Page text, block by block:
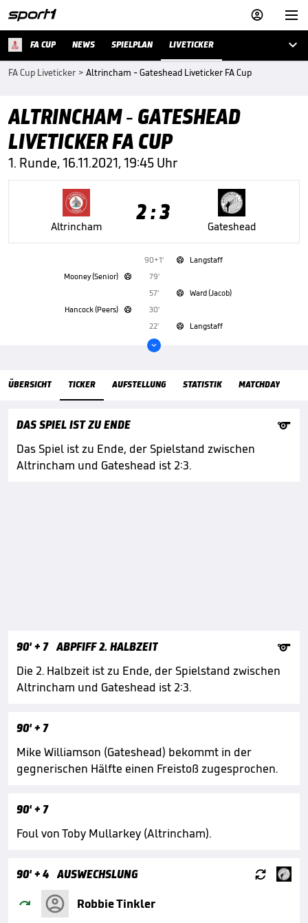


FA CUP NEWS SPIELPLAN LIVETICKER 
FA Cup Liveticker > Altrincham - Gateshead Liveticker FA Cup
ALTRINCHAM - GATESHEAD
LIVETICKER FA CUP
1. Runde, 16.11.2021, 19:45 Uhr
Altrincham
2 : 3
Gateshead
90+1' 
Langstaff
Mooney (Senior)

79'
57'

Ward (Jacob)
Hancock (Peers)

30'
22'
 Langstaff

ÜBERSICHT TICKER AUFSTELLUNG STATISTIK MATCHDAY
ÜbersichtTicker
DAS SPIEL IST ZU ENDE

Das Spiel ist zu Ende, der Spielstand zwischen
Altrincham und Gateshead ist 2:3.
90'+ 7 ABPFIFF 2. HALBZEIT

Die 2. Halbzeit ist zu Ende, der Spielstand zwischen
Altrincham und Gateshead ist 2:3.
90'+ 7
Mike Williamson (Gateshead) bekommt in der
gegnerischen Hälfte einen Freistoß zugesprochen.
90'+ 7
Foul von Toby Mullarkey (Altrincham).
90'+ 4 AUSWECHSLUNG 
 Robbie Tinkler